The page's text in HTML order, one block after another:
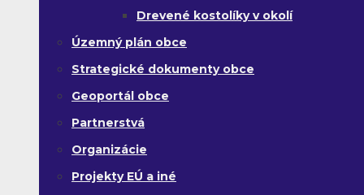
Drevené kostolíky v okolí
Územný plán obce
Strategické dokumenty obce
Geoportál obce
Partnerstvá
Organizácie
Projekty EÚ a iné